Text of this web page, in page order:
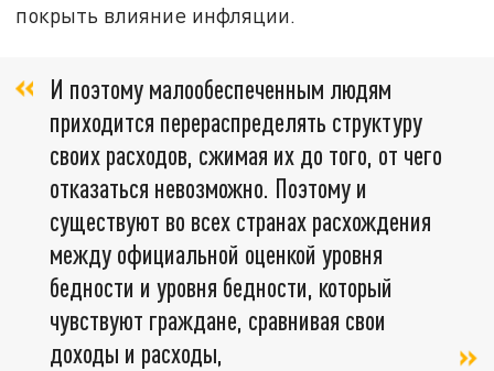
покрыть влияние инфляции.
И поэтому малообеспеченным людям
приходится перераспределять структуру
своих расходов, сжимая их до того, от чего
отказаться невозможно. Поэтому и
существуют во всех странах расхождения
между официальной оценкой уровня
бедности и уровня бедности, который
чувствуют граждане, сравнивая свои
доходы и расходы,